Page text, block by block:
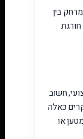
בין
חשוב
כאלה
או